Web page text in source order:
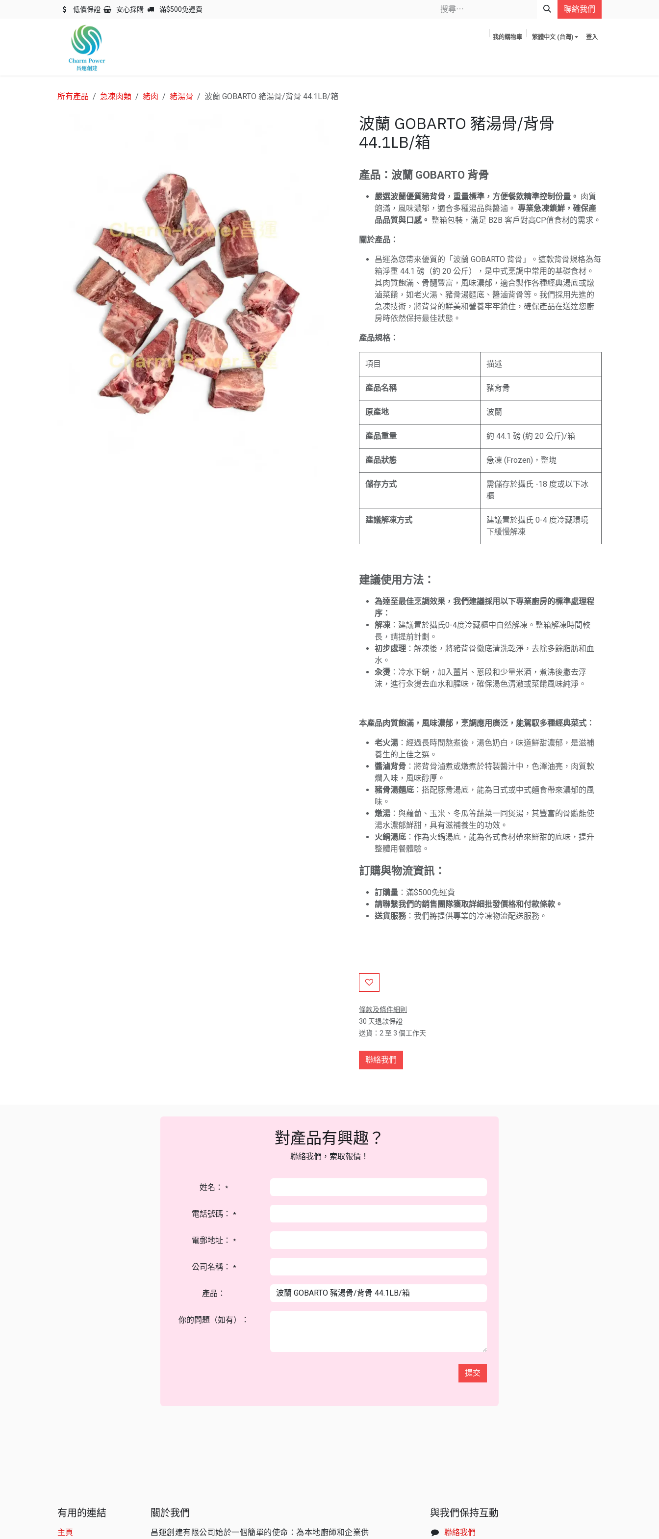
低價保證 安心採購 滿$500免運費 聯絡我們
我的購物車 繁體中文 (台灣) 登入
所有產品 急凍肉類 豬肉 豬湯骨 波蘭 GOBARTO 豬湯骨/背骨 44.1LB/箱
波蘭 GOBARTO 豬湯骨/背骨
44.1LB/箱
產品：波蘭 GOBARTO 背骨
嚴選波蘭優質豬背骨，重量標準，方便餐飲精準控制份量。 肉質
飽滿，風味濃郁，適合多種湯品與醬滷。 專業急凍鎖鮮，確保產
品品質與口感。 整箱包裝，滿足 B2B 客戶對高CP值食材的需求。
關於產品：
昌運為您帶來優質的「波蘭 GOBARTO 背骨」。這款背骨規格為每
箱淨重 44.1 磅（約 20 公斤），是中式烹調中常用的基礎食材。
其肉質飽滿、骨髓豐富，風味濃郁，適合製作各種經典湯底或燉
滷菜餚，如老火湯、豬骨湯麵底、醬滷背骨等。我們採用先進的
急凍技術，將背骨的鮮美和營養牢牢鎖住，確保產品在送達您廚
房時依然保持最佳狀態。
產品規格：
項目 描述
產品名稱 豬背骨
原產地 波蘭
產品重量 約 44.1 磅 (約 20 公斤)/箱
產品狀態 急凍 (Frozen)，整塊
儲存方式
需儲存於攝氏 -18 度或以下冰
櫃
建議解凍方式
建議置於攝氏 0-4 度冷藏環境
下緩慢解凍
建議使用方法：
為達至最佳烹調效果，我們建議採用以下專業廚房的標準處理程
序：
解凍 ：建議置於攝氏0-4度冷藏櫃中自然解凍。整箱解凍時間較
長，請提前計劃。
初步處理 ：解凍後，將豬背骨徹底清洗乾淨，去除多餘脂肪和血
水。
汆燙 ：冷水下鍋，加入薑片、蔥段和少量米酒，煮沸後撇去浮
沫，進行汆燙去血水和腥味，確保湯色清澈或菜餚風味純淨。
本產品肉質飽滿，風味濃郁，烹調應用廣泛，能駕馭多種經典菜式：
老火湯 ：經過長時間熬煮後，湯色奶白，味道鮮甜濃郁，是滋補
養生的上佳之選。
醬滷背骨 ：將背骨滷煮或燉煮於特製醬汁中，色澤油亮，肉質軟
爛入味，風味醇厚。
豬骨湯麵底 ：搭配豚骨湯底，能為日式或中式麵食帶來濃郁的風
味。
燉湯 ：與蘿蔔、玉米、冬瓜等蔬菜一同煲湯，其豐富的骨髓能使
湯水濃郁鮮甜，具有滋補養生的功效。
火鍋湯底 ：作為火鍋湯底，能為各式食材帶來鮮甜的底味，提升
整體用餐體驗。
訂購與物流資訊：
訂購量 ：滿$500免運費
請聯繫我們的銷售團隊獲取詳細批發價格和付款條款。
送貨服務 ：我們將提供專業的冷凍物流配送服務。
條款及條件細則
30 天退款保證
送貨：2 至 3 個工作天
聯絡我們
對產品有興趣？
聯絡我們，索取報價！
姓名： *
電話號碼： *
電郵地址： *
公司名稱： *
產品：
你的問題（如有）：
提交
有用的連結
主頁
關於我們
昌運創建有限公司始於一個簡單的使命：為本地廚師和企業供
與我們保持互動
聯絡我們